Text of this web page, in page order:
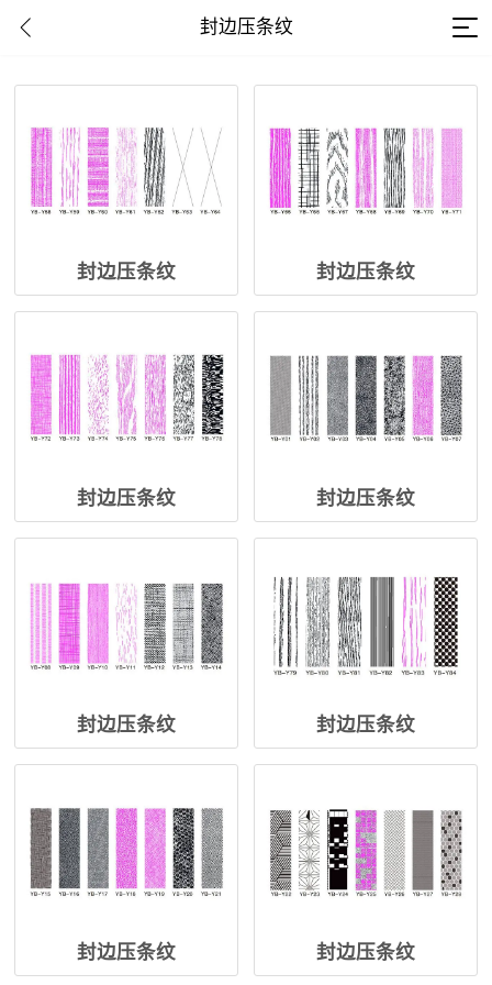
封边压条纹
封边压条纹 封边压条纹
封边压条纹 封边压条纹
封边压条纹 封边压条纹
封边压条纹 封边压条纹